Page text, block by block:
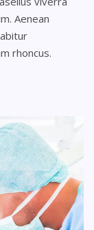
Aenean
rhoncus.